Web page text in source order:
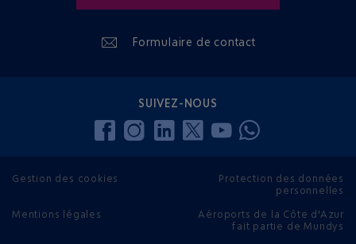
Formulaire de contact
SUIVEZ-NOUS
Gestion des cookies
Protection des données
personnelles
Mentions légales
Aéroports de la Côte d'Azur
fait partie de Mundys